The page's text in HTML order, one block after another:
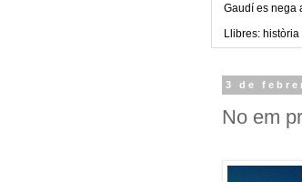
Gaudí es nega
Llibres:
3 de
No em